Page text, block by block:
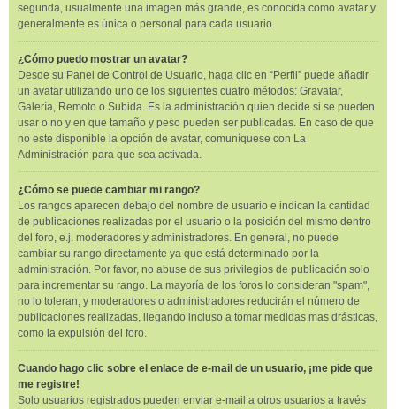
segunda, usualmente una imagen más grande, es conocida como avatar y
generalmente es única o personal para cada usuario.
¿Cómo puedo mostrar un avatar?
Desde su Panel de Control de Usuario, haga clic en “Perfil” puede añadir
un avatar utilizando uno de los siguientes cuatro métodos: Gravatar,
Galería, Remoto o Subida. Es la administración quien decide si se pueden
usar o no y en que tamaño y peso pueden ser publicadas. En caso de que
no este disponible la opción de avatar, comuníquese con La
Administración para que sea activada.
¿Cómo se puede cambiar mi rango?
Los rangos aparecen debajo del nombre de usuario e indican la cantidad
de publicaciones realizadas por el usuario o la posición del mismo dentro
del foro, e.j. moderadores y administradores. En general, no puede
cambiar su rango directamente ya que está determinado por la
administración. Por favor, no abuse de sus privilegios de publicación solo
para incrementar su rango. La mayoría de los foros lo consideran "spam",
no lo toleran, y moderadores o administradores reducirán el número de
publicaciones realizadas, llegando incluso a tomar medidas mas drásticas,
como la expulsión del foro.
Cuando hago clic sobre el enlace de e-mail de un usuario, ¡me pide que
me registre!
Solo usuarios registrados pueden enviar e-mail a otros usuarios a través